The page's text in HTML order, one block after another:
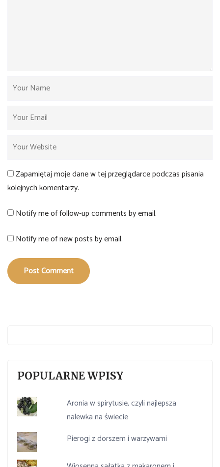
Zapamiętaj moje dane w tej przeglądarce podczas pisania
kolejnych komentarzy.
Notify me of follow-up comments by email.
Notify me of new posts by email.
Post Comment
POPULARNE WPISY
Aronia w spirytusie, czyli najlepsza
nalewka na świecie
Pierogi z dorszem i warzywami